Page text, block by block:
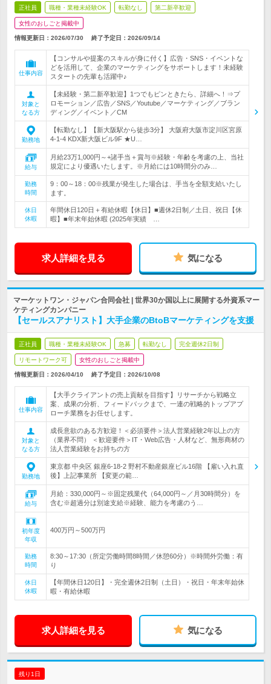
正社員 職種・業種未経験OK 転勤なし 第二新卒歓迎
女性のおしごと掲載中
情報更新日：2026/07/30 終了予定日： 2026/09/14
仕事内容
【コンサルや提案のスキルが身に付く】広告・SNS・イベントな
どを活用して、企業のマーケティングをサポートします！未経験
スタートの先輩も活躍中♪
対象と
なる方
【未経験・第二新卒歓迎】1つでもピンときたら、詳細へ！⇒プ
ロモーション／広告／SNS／Youtube／マーケティング／ブラン
ディング／イベント／CM
勤務地
【転勤なし】【新大阪駅から徒歩3分】 大阪府大阪市淀川区宮原
4-1-4 KDX新大阪ビル9F ★U…
給与
月給23万1,000円～+諸手当＋賞与※経験・年齢を考慮の上、当社
規定により優遇いたします。※月給には10時間分のみ…
勤務
時間
9：00～18：00※残業が発生した場合は、手当を全額支給いたし
ます。
休日
休暇
年間休日120日＋有給休暇【休日】■週休2日制／土日、祝日【休
暇】■年末年始休暇 (2025年実績 …
求人詳細を見る 気になる
マーケットワン・ジャパン合同会社 | 世界30か国以上に展開する外資系マー
ケティングカンパニー
【セールスアナリスト】大手企業のBtoBマーケティングを支援
正社員 職種・業種未経験OK 急募 転勤なし 完全週休2日制
リモートワーク可 女性のおしごと掲載中
情報更新日：2026/04/10 終了予定日： 2026/10/08
仕事内容
【大手クライアントの売上貢献を目指す】リサーチから戦略立
案、成果の分析、フィードバックまで、一連の戦略的トップアプ
ローチ業務をお任せします。
対象と
なる方
成長意欲のある方歓迎！＜必須要件＞法人営業経験2年以上の方
（業界不問） ＜歓迎要件＞IT・Web広告・人材など、無形商材の
法人営業経験をお持ちの方
勤務地
東京都 中央区 銀座6-18-2 野村不動産銀座ビル16階 【雇い入れ直
後】上記事業所 【変更の範…
給与
月給：330,000円～※固定残業代（64,000円～／月30時間分）を
含む※超過分は別途支給※経験、能力を考慮のう…
初年度
年収
400万円～500万円
勤務
時間
8:30～17:30（所定労働時間8時間／休憩60分）※時間外労働：有
り
休日
休暇
【年間休日120日】・完全週休2日制（土日）・祝日・年末年始休
暇・有給休暇
求人詳細を見る 気になる
残り1日